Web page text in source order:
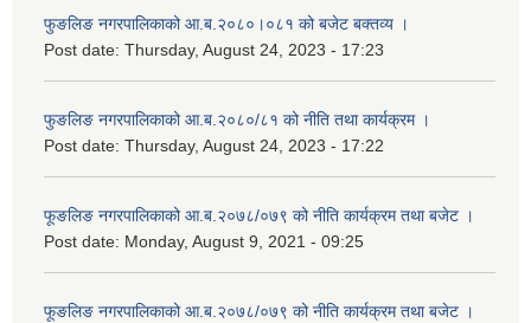
फुङलिङ नगरपालिकाको आ.ब.२०८०।०८१ को बजेट बक्तव्य ।
Post date: Thursday, August 24, 2023 - 17:23
फुङलिङ नगरपालिकाको आ.ब.२०८०/८१ को नीति तथा कार्यक्रम ।
Post date: Thursday, August 24, 2023 - 17:22
फूङलिङ नगरपालिकाको आ.ब.२०७८/०७९ को नीति कार्यक्रम तथा बजेट ।
Post date: Monday, August 9, 2021 - 09:25
फूङलिङ नगरपालिकाको आ.ब.२०७८/०७९ को नीति कार्यक्रम तथा बजेट ।